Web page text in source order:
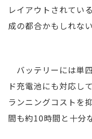
レイアウトされてい
成の都合かもしれない
バッテリーには単
ド充電池にも対応し
ランニングコストを
間も約10時間と十分